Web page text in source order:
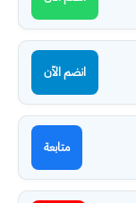
انضم الآن
متابعة